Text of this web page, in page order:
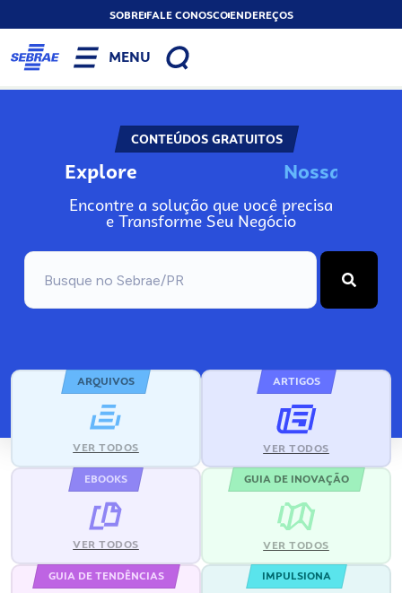
SOBREFALE CONOSCOENDEREÇOS
MENU
CONTEÚDOS GRATUITOS
Explore Nossa
Encontre a solução que você precisa
e Transforme Seu Negócio
ARQUIVOS
VER TODOS
ARTIGOS
VER TODOS
EBOOKS
VER TODOS
GUIA DE INOVAÇÃO
VER TODOS
GUIA DE TENDÊNCIAS IMPULSIONA